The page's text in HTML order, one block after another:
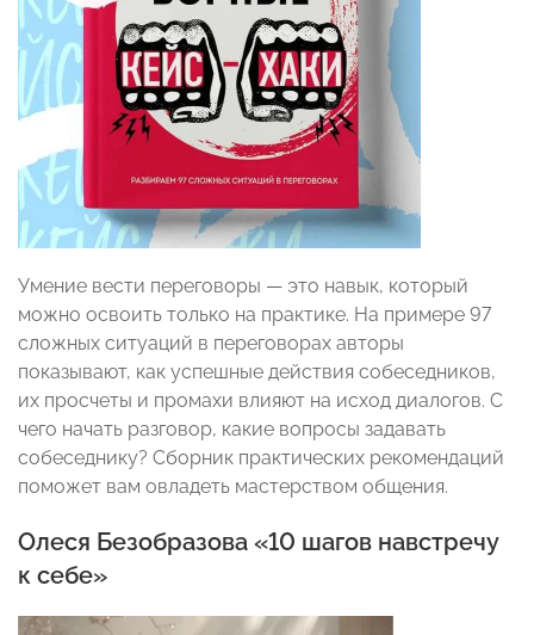
Умение вести переговоры — это навык, который
можно освоить только на практике. На примере 97
сложных ситуаций в переговорах авторы
показывают, как успешные действия собеседников,
их просчеты и промахи влияют на исход диалогов. С
чего начать разговор, какие вопросы задавать
собеседнику? Сборник практических рекомендаций
поможет вам овладеть мастерством общения.
Олеся Безобразова «10 шагов навстречу
к себе»